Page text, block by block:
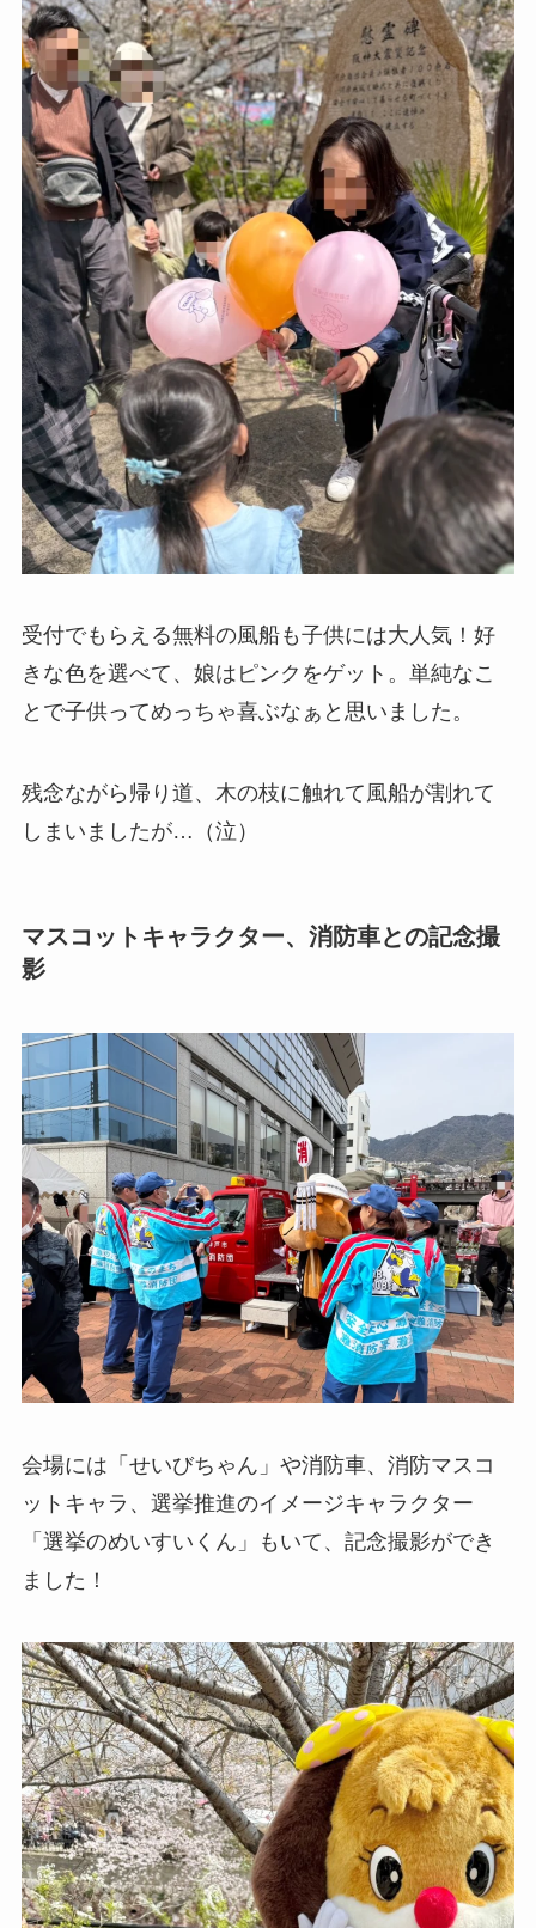
受付でもらえる無料の風船も子供には大人気！好
きな色を選べて、娘はピンクをゲット。単純なこ
とで子供ってめっちゃ喜ぶなぁと思いました。
残念ながら帰り道、木の枝に触れて風船が割れて
しまいましたが…（泣）
マスコットキャラクター、消防車との記念撮
影
会場には「せいびちゃん」や消防車、消防マスコ
ットキャラ、選挙推進のイメージキャラクター
「選挙のめいすいくん」もいて、記念撮影ができ
ました！